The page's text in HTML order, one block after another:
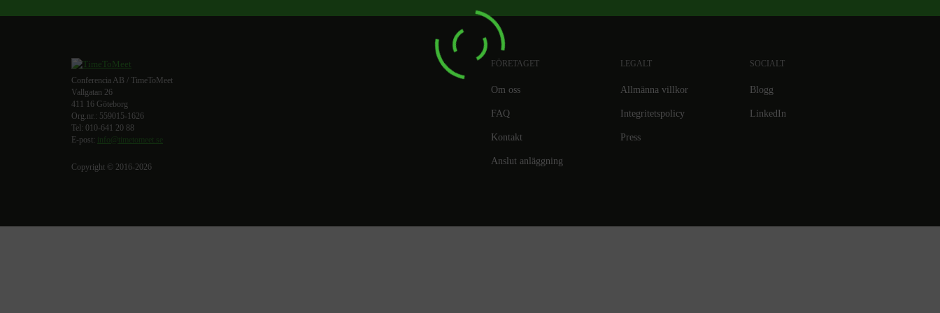
Conferencia AB / TimeToMeet
Vallgatan 26
411 16 Göteborg
Org.nr.: 559015-1626
Tel: 010-641 20 88
E-post: info@timetomeet.se
Copyright © 2016-2026
FÖRETAGET
Om oss
FAQ
Kontakt
Anslut anläggning
LEGALT
Allmänna villkor
Integritetspolicy
Press
SOCIALT
Blogg
LinkedIn